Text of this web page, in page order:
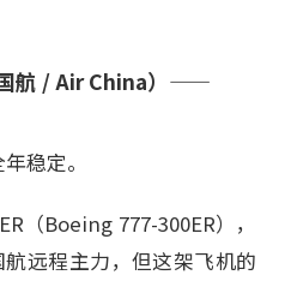
航 / Air China）——
稳定。
（Boeing 777-300ER），
远程主力，但这架飞机的